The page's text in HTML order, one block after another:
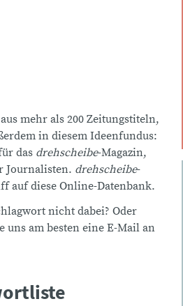
mehr als 200 Zeitungstiteln,
in diesem Ideenfundus:
das drehscheibe-Magazin,
Journalisten. drehscheibe-
auf diese Online-Datenbank.
nicht dabei? Oder
uns am besten eine E-Mail an